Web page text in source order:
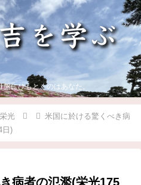
にひもとくのはあなた。
栄光
米国に於ける驚くべき病
日)
病者の氾濫(栄光175